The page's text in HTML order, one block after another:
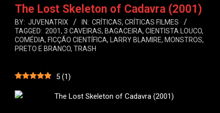
The Lost Skeleton of Cadavra (2001)
BY: JUVENATRIX IN: CRÍTICAS, CRÍTICAS FILMES
TAGGED: 2001, 3 CAVEIRAS, BAGACEIRA, CIENTISTA LOUCO,
COMÉDIA, FICÇÃO CIENTÍFICA, LARRY BLAMIRE, MONSTROS,
PRETO E BRANCO, TRASH
5 (1)